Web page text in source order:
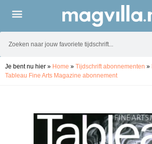
Je bent nu hier » Home » Tijdschrift abonnementen »
Tableau Fine Arts Magazine abonnement